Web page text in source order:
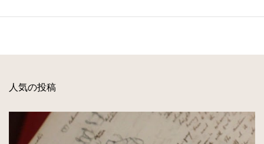
人気の投稿